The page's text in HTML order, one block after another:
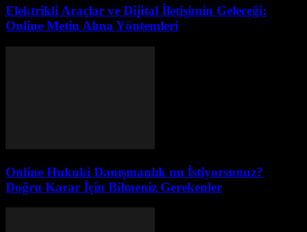
Elektrikli Araçlar ve Dijital İletişimin Geleceği:
Online Metin Alma Yöntemleri
Online Hukuki Danışmanlık mı İstiyorsunuz?
Doğru Karar İçin Bilmeniz Gerekenler